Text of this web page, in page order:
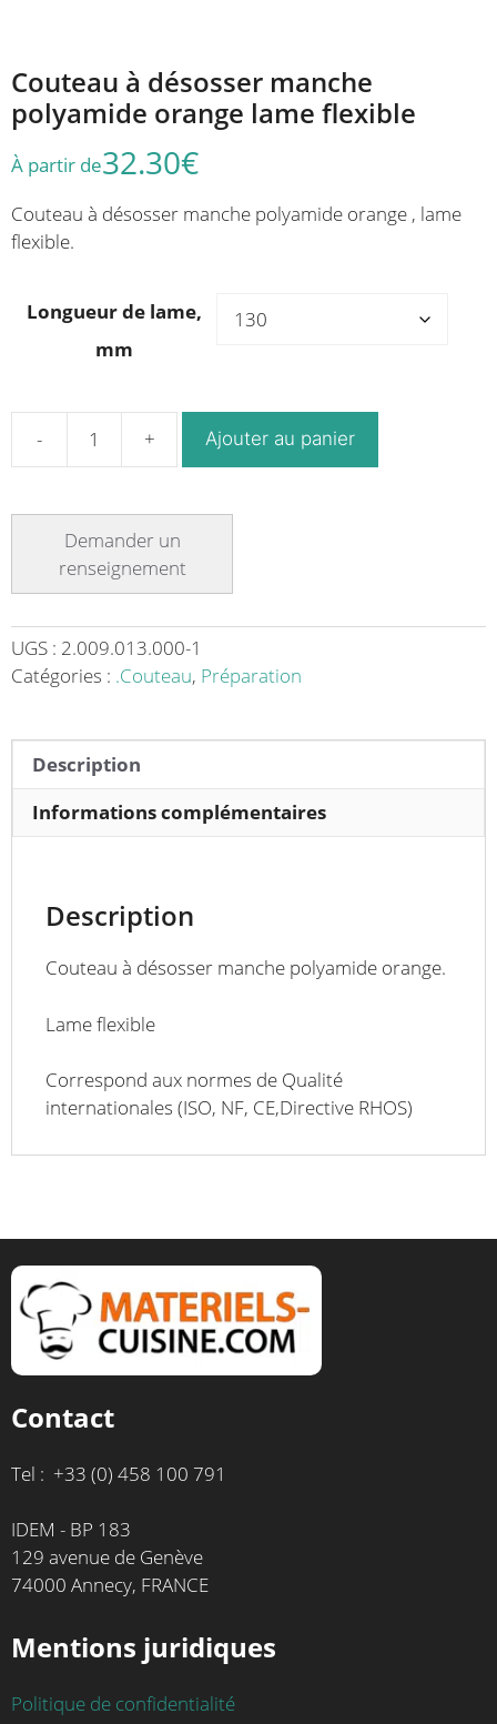
Couteau à désosser manche
polyamide orange lame flexible
À partir de32.30€
Couteau à désosser manche polyamide orange , lame
flexible.
Longueur de lame,
mm
quantité
à
désosser
manche
orange
lame
Ajouter au panier
UGS : 2.009.013.000-1
Catégories : .Couteau, Préparation
Description
Informations complémentaires
Description
Couteau à désosser manche polyamide orange.
Lame flexible
Correspond aux normes de Qualité
internationales (ISO, NF, CE,Directive RHOS)
Contact
Tel : +33 (0) 458 100 791
IDEM - BP 183
129 avenue de Genève
74000 Annecy, FRANCE
Mentions juridiques
Politique de confidentialité